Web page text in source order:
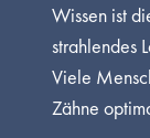
Wissen ist
strahlendes
Viele
Zähne